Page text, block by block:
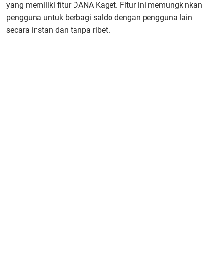
yang memiliki fitur DANA Kaget. Fitur ini memungkinkan
pengguna untuk berbagi saldo dengan pengguna lain
secara instan dan tanpa ribet.